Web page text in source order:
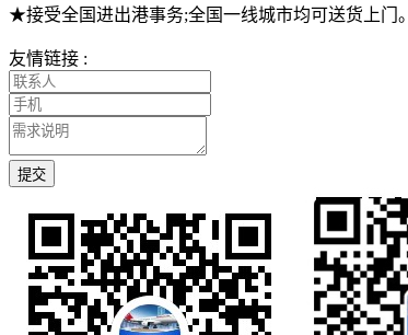
★接受全国进出港事务;全国一线城市均可送货上门。
友情链接 :
提交